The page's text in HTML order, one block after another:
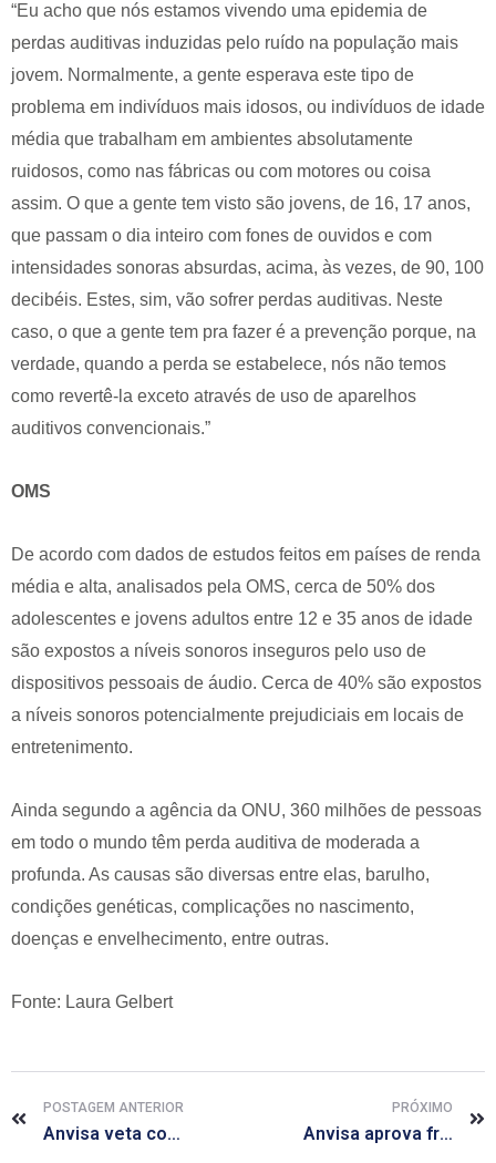
“Eu acho que nós estamos vivendo uma epidemia de
perdas auditivas induzidas pelo ruído na população mais
jovem. Normalmente, a gente esperava este tipo de
problema em indivíduos mais idosos, ou indivíduos de idade
média que trabalham em ambientes absolutamente
ruidosos, como nas fábricas ou com motores ou coisa
assim. O que a gente tem visto são jovens, de 16, 17 anos,
que passam o dia inteiro com fones de ouvidos e com
intensidades sonoras absurdas, acima, às vezes, de 90, 100
decibéis. Estes, sim, vão sofrer perdas auditivas. Neste
caso, o que a gente tem pra fazer é a prevenção porque, na
verdade, quando a perda se estabelece, nós não temos
como revertê-la exceto através de uso de aparelhos
auditivos convencionais.”
OMS
De acordo com dados de estudos feitos em países de renda
média e alta, analisados pela OMS, cerca de 50% dos
adolescentes e jovens adultos entre 12 e 35 anos de idade
são expostos a níveis sonoros inseguros pelo uso de
dispositivos pessoais de áudio. Cerca de 40% são expostos
a níveis sonoros potencialmente prejudiciais em locais de
entretenimento.
Ainda segundo a agência da ONU, 360 milhões de pessoas
em todo o mundo têm perda auditiva de moderada a
profunda. As causas são diversas entre elas, barulho,
condições genéticas, complicações no nascimento,
doenças e envelhecimento, entre outras.
Fonte: Laura Gelbert
POSTAGEM ANTERIOR
Anvisa veta compras públicas com a EMS, maior farmacêutica do país
PRÓXIMO
Anvisa aprova frase